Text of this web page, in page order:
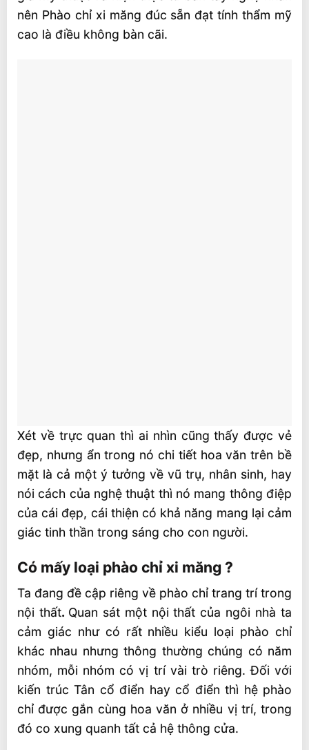
nên Phào chỉ xi măng đúc sẵn đạt tính thẩm mỹ
cao là điều không bàn cãi.
Xét về trực quan thì ai nhìn cũng thấy được vẻ
đẹp, nhưng ẩn trong nó chi tiết hoa văn trên bề
mặt là cả một ý tưởng về vũ trụ, nhân sinh, hay
nói cách của nghệ thuật thì nó mang thông điệp
của cái đẹp, cái thiện có khả năng mang lại cảm
giác tinh thần trong sáng cho con người.
Có mấy loại phào chỉ xi măng ?
Ta đang đề cập riêng về phào chỉ trang trí trong
nội thất. Quan sát một nội thất của ngôi nhà ta
cảm giác như có rất nhiều kiểu loại phào chỉ
khác nhau nhưng thông thường chúng có năm
nhóm, mỗi nhóm có vị trí vài trò riêng. Đối với
kiến trúc Tân cổ điển hay cổ điển thì hệ phào
chỉ được gắn cùng hoa văn ở nhiều vị trí, trong
đó co xung quanh tất cả hệ thông cửa.